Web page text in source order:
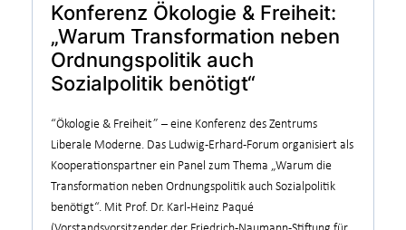
Konferenz Ökologie & Freiheit:
„Warum Transformation neben
Ordnungspolitik auch
Sozialpolitik benötigt“
“Ökologie & Freiheit” – eine Konferenz des Zentrums
Liberale Moderne. Das Ludwig-Erhard-Forum organisiert als
Kooperationspartner ein Panel zum Thema „Warum die
Transformation neben Ordnungspolitik auch Sozialpolitik
benötigt“. Mit Prof. Dr. Karl-Heinz Paqué